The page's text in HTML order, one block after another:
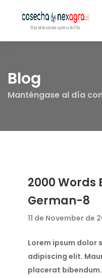
Blog
Manténgase al día
2000 Words
German-8
11 de November de
Lorem ipsum
adipiscing elit.
placerat